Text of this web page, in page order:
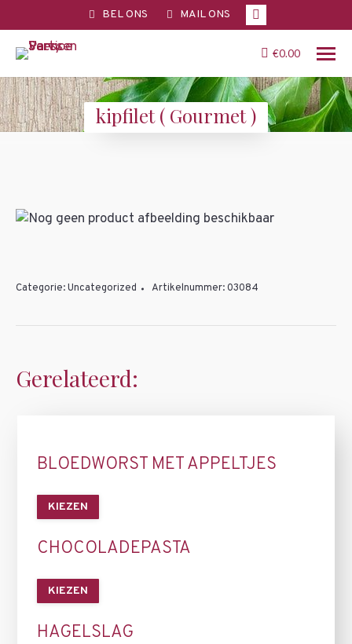
BEL ONS MAIL ONS
page
opens
in
new
window
€0.00
kipfilet ( Gourmet )
You are here:
Categorie:Uncategorized Artikelnummer:03084
Gerelateerd:
BLOEDWORST MET APPELTJES
KIEZEN
CHOCOLADEPASTA
KIEZEN
HAGELSLAG